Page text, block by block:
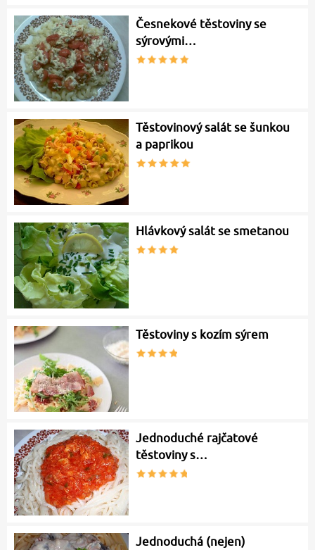
Česnekové těstoviny se
sýrovými…
Těstovinový salát se šunkou
a paprikou
Hlávkový salát se smetanou
Těstoviny s kozím sýrem
Jednoduché rajčatové
těstoviny s…
Jednoduchá (nejen)